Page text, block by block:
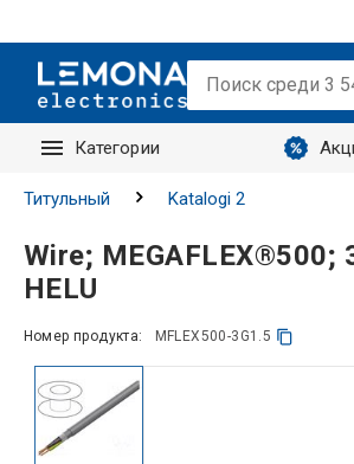
Категории
Запросы
Титульный Katalogi 2
Wire; MEGAFLEX®500;
HELU
Номер продукта: MFLEX500-3G1.5